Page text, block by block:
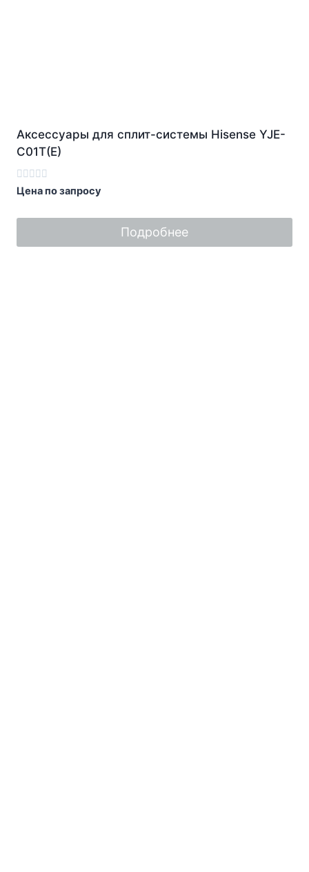
Аксессуары для сплит-системы Hisense YJE-
C01T(E)
Оценка
0
5
Цена по запросу
Подробнее